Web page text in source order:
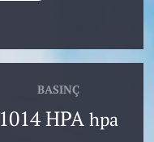
BASINÇ
1014 HPA hpa